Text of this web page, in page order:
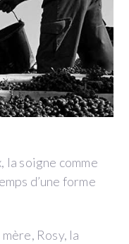
soigne comme
d’une forme
Rosy, la